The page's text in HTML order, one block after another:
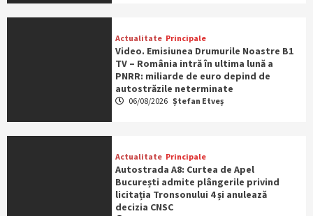
Actualitate Principale
Video. Emisiunea Drumurile Noastre B1
TV – România intră în ultima lună a
PNRR: miliarde de euro depind de
autostrăzile neterminate
06/08/2026 Ștefan Etveș
Actualitate Principale
Autostrada A8: Curtea de Apel
București admite plângerile privind
licitația Tronsonului 4 și anulează
decizia CNSC